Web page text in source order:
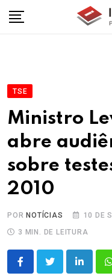
TSE
Ministro
abre
sobre
2010
POR NOTÍCIAS
10 DE
3 MIN. DE LEITURA
LinkedIn